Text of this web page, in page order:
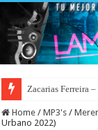
Zacarias Ferreira
Home / MP3's /
Urbano 2022)